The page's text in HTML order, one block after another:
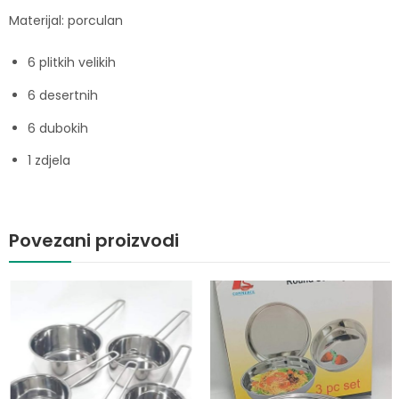
Materijal: porculan
6 plitkih velikih
6 desertnih
6 dubokih
1 zdjela
Povezani proizvodi